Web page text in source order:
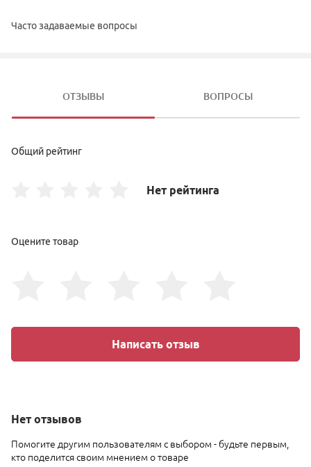
Часто задаваемые вопросы
ОТЗЫВЫ ВОПРОСЫ
Нет отзывов
Помогите другим пользователям с выбором - будьте первым,
кто поделится своим мнением о товаре
Общий рейтинг
Нет рейтинга
Оцените товар
Написать отзыв